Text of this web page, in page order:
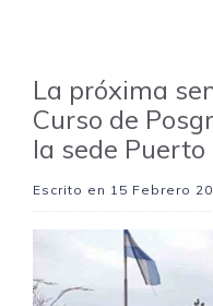
La próxima
Curso de
la sede
Escrito en 15 Febrero